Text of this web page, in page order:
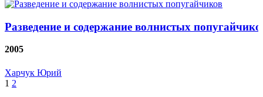
Разведение и содержание волнистых
2005
Харчук Юрий
1 2